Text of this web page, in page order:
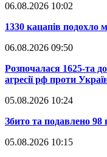
06.08.2026 10:02
​1330 кацапів подохло
06.08.2026 09:50
​Розпочалася 1625-та
агресії рф проти
05.08.2026 10:24
​Збито та подавлено
05.08.2026 10:15